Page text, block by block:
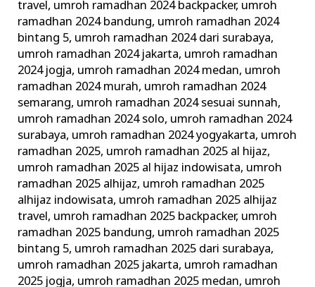
travel, umroh ramadhan 2024 backpacker, umroh
ramadhan 2024 bandung, umroh ramadhan 2024
bintang 5, umroh ramadhan 2024 dari surabaya,
umroh ramadhan 2024 jakarta, umroh ramadhan
2024 jogja, umroh ramadhan 2024 medan, umroh
ramadhan 2024 murah, umroh ramadhan 2024
semarang, umroh ramadhan 2024 sesuai sunnah,
umroh ramadhan 2024 solo, umroh ramadhan 2024
surabaya, umroh ramadhan 2024 yogyakarta, umroh
ramadhan 2025, umroh ramadhan 2025 al hijaz,
umroh ramadhan 2025 al hijaz indowisata, umroh
ramadhan 2025 alhijaz, umroh ramadhan 2025
alhijaz indowisata, umroh ramadhan 2025 alhijaz
travel, umroh ramadhan 2025 backpacker, umroh
ramadhan 2025 bandung, umroh ramadhan 2025
bintang 5, umroh ramadhan 2025 dari surabaya,
umroh ramadhan 2025 jakarta, umroh ramadhan
2025 jogja, umroh ramadhan 2025 medan, umroh